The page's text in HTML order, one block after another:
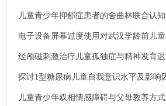
儿童青少年抑郁症患者的舍曲林联合认
PEP-3评分、CARS评分的影响.
电子设备屏幕过度使用对武汉学龄前儿
经颅磁刺激治疗儿童孤独症与精神发育
探讨1型糖尿病儿童自我意识水平及影响
儿童青少年双相情感障碍与父母教养方